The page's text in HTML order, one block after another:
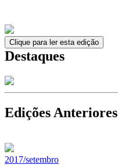
Clique para ler esta edição
Destaques
Edições Anteriores
2017/setembro